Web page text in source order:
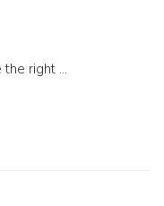
Parmigiano Reggiano: how to choose the right one